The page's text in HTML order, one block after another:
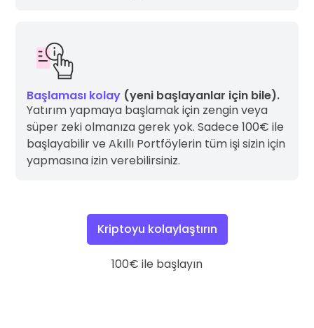
Başlaması kolay (yeni başlayanlar için bile).
Yatırım yapmaya başlamak için zengin veya
süper zeki olmanıza gerek yok. Sadece 100€ ile
başlayabilir ve Akıllı Portföylerin tüm işi sizin için
yapmasına izin verebilirsiniz.
Kriptoyu kolaylaştırın
100€ ile başlayın